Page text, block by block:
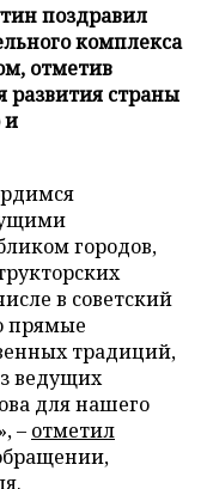
поздравил
комплекса
отметив
развития страны
и
городов,
в советский
прямые
традиций,
ведущих
для нашего
– отметил